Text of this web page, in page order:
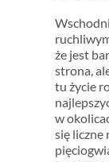
że jest
strona,
tu życie
w
się liczne